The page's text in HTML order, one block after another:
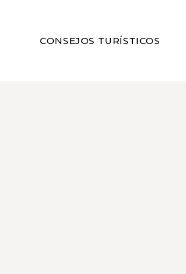
CONSEJOS TURÍSTICOS